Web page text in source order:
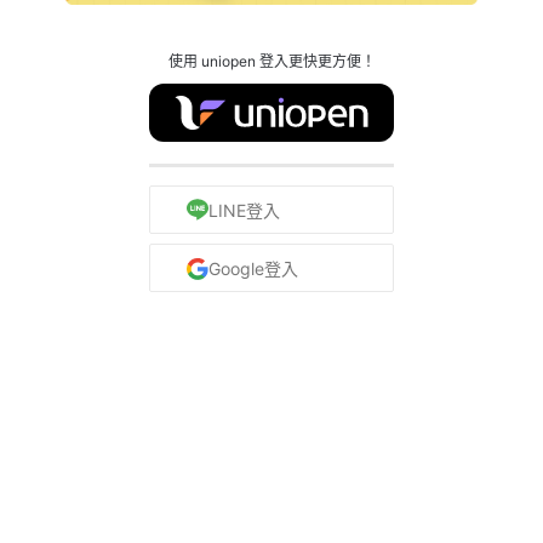
使用 uniopen 登入更快更方便！
LINE登入
Google登入